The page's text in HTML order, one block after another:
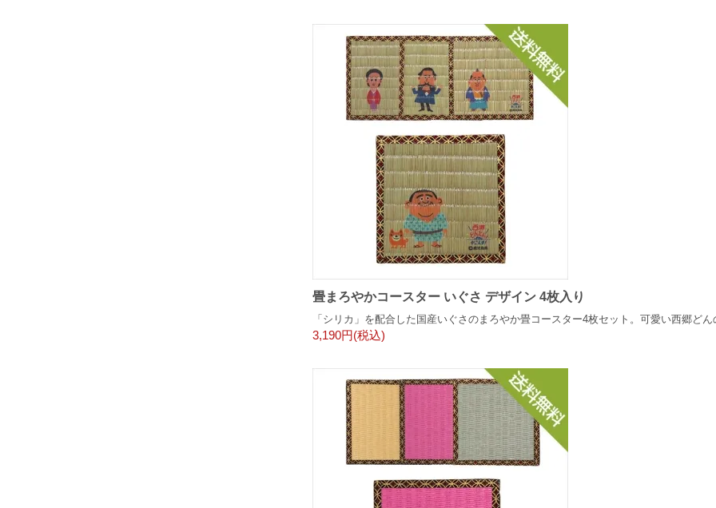
畳まろやかコースター いぐさ デザイン 4枚入り
「シリカ」を配合した国産いぐさのまろやか畳コースター4枚セット。可愛い西郷ど
3,190円(税込)